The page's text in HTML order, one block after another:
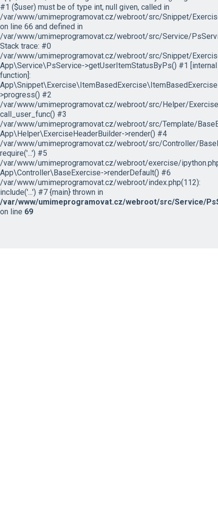
#1 ($user) must be of type int, null given, called in
/var/www/umimeprogramovat.cz/webroot/src/Snippet/
on line 66 and defined in
/var/www/umimeprogramovat.cz/webroot/src/Service/
Stack trace: #0
/var/www/umimeprogramovat.cz/webroot/src/Snippet/
App\Service\PsService->getUserItemStatusByPs() #1 [internal
function]:
>progress() #2
/var/www/umimeprogramovat.cz/webroot/src/Helper/
call_user_func() #3
/var/www/umimeprogramovat.cz/webroot/src/Template/
App\Helper\ExerciseHeaderBuilder->render() #4
/var/www/umimeprogramovat.cz/webroot/src/Controller/
require('...') #5
/var/www/umimeprogramovat.cz/webroot/exercise/
App\Controller\BaseExercise->renderDefault() #6
/var/www/umimeprogramovat.cz/webroot/index.php(112):
include('...') #7 {main} thrown in
/var/www/umimeprogramovat.cz/webroot/src/Service/
on line 69